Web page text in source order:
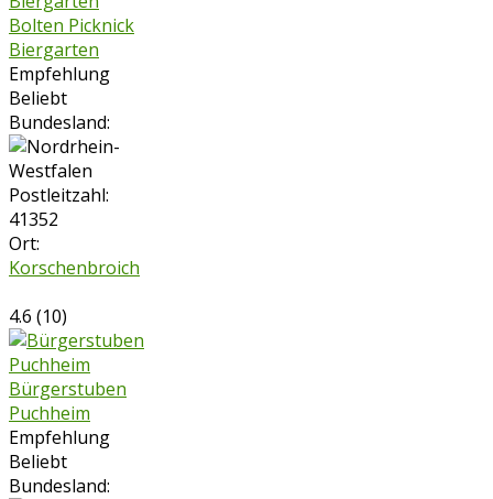
Bolten Picknick
Biergarten
Empfehlung
Beliebt
Bundesland:
Postleitzahl:
41352
Ort:
Korschenbroich
4.6 (10)
Bürgerstuben
Puchheim
Empfehlung
Beliebt
Bundesland: